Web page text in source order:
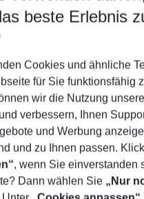
wählen
– 07.08.27 5-8 Nächte
Keine Kinder
Mehr Filter anzeigen
beste Erlebnis
Cookies und ähnliche
für Sie funktionsfähig
wir die Nutzung
verbessern, Ihnen
und Werbung
und zu Ihnen passen.
, wenn Sie einverstanden
Dann wählen Sie „Nur